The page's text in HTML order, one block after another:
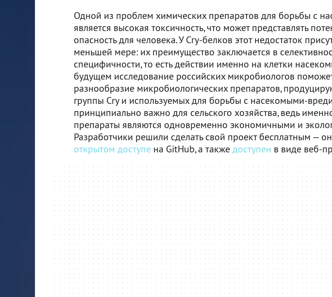
Одной из проблем химических препаратов для борьбы с
является высокая токсичность, что может представлять
опасность для человека. У Cry-белков этот недостаток
меньшей мере: их преимущество заключается в
специфичности, то есть действии именно на клетки
будущем исследование российских микробиологов
разнообразие микробиологических препаратов,
группы Cry и используемых для борьбы с насекомыми-
принципиально важно для сельского хозяйства, ведь
препараты являются одновременно экономичными и
Разработчики решили сделать свой проект бесплатным —
открытом доступе на GitHub, а также доступен в виде веб-